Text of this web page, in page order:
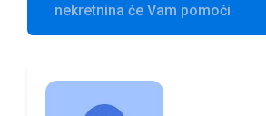
nekretnina će Vam pomoći